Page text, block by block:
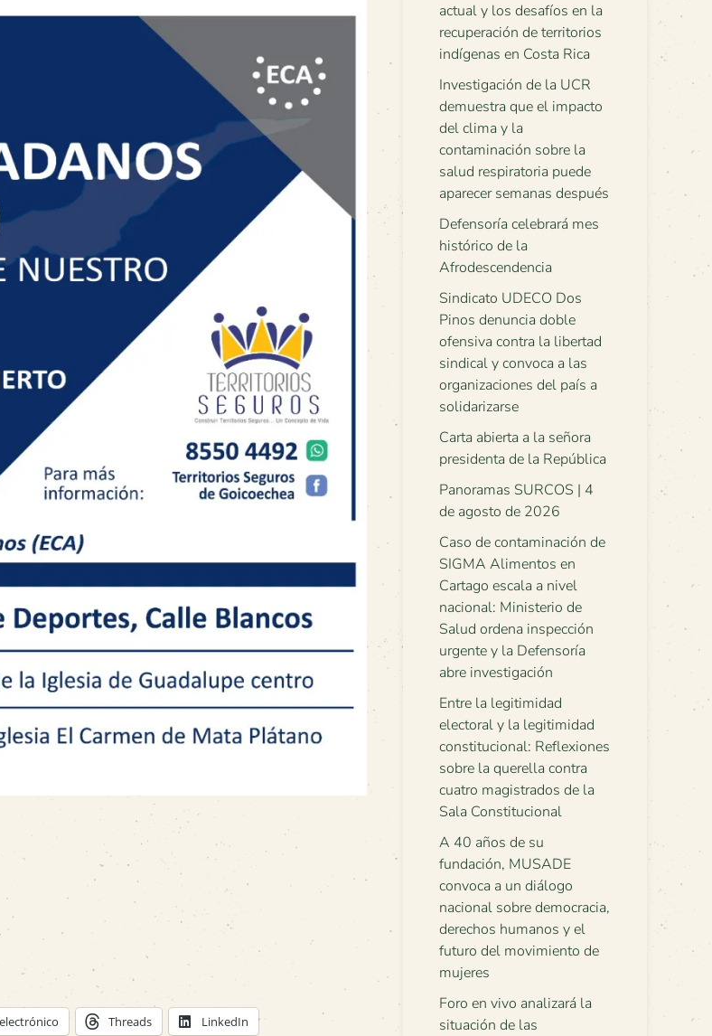
Threads LinkedIn
actual y los desafíos en la
recuperación de territorios
indígenas en Costa Rica
Investigación de la UCR
demuestra que el impacto
del clima y la
contaminación sobre la
salud respiratoria puede
aparecer semanas después
Defensoría celebrará mes
histórico de la
Afrodescendencia
Sindicato UDECO Dos
Pinos denuncia doble
ofensiva contra la libertad
sindical y convoca a las
organizaciones del país a
solidarizarse
Carta abierta a la señora
presidenta de la República
Panoramas SURCOS | 4
de agosto de 2026
Caso de contaminación de
SIGMA Alimentos en
Cartago escala a nivel
nacional: Ministerio de
Salud ordena inspección
urgente y la Defensoría
abre investigación
Entre la legitimidad
electoral y la legitimidad
constitucional: Reflexiones
sobre la querella contra
cuatro magistrados de la
Sala Constitucional
A 40 años de su
fundación, MUSADE
convoca a un diálogo
nacional sobre democracia,
derechos humanos y el
futuro del movimiento de
mujeres
Foro en vivo analizará la
situación de las